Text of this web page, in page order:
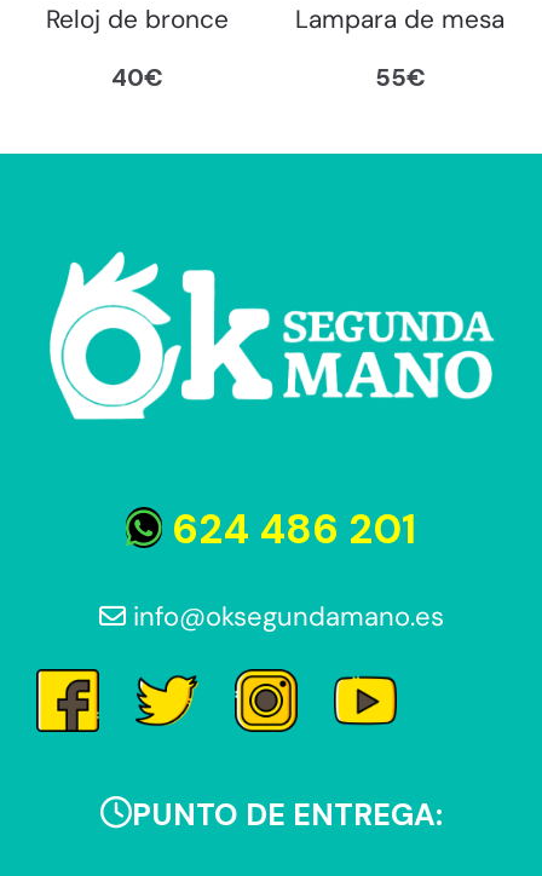
Reloj de bronce
40€
Lampara de mesa
55€
624 486 201
info@oksegundamano.es
PUNTO DE ENTREGA: